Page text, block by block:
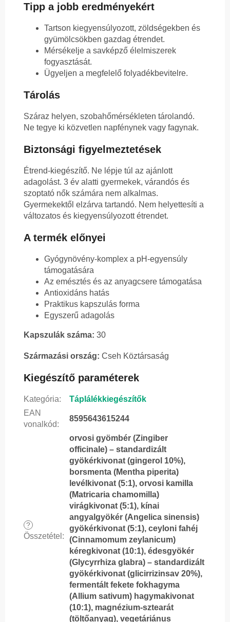
Tipp a jobb eredményekért
Tartson kiegyensúlyozott, zöldségekben és
gyümölcsökben gazdag étrendet.
Mérsékelje a savképző élelmiszerek
fogyasztását.
Ügyeljen a megfelelő folyadékbevitelre.
Tárolás
Száraz helyen, szobahőmérsékleten tárolandó.
Ne tegye ki közvetlen napfénynek vagy fagynak.
Biztonsági figyelmeztetések
Étrend-kiegészítő. Ne lépje túl az ajánlott
adagolást. 3 év alatti gyermekek, várandós és
szoptató nők számára nem alkalmas.
Gyermekektől elzárva tartandó. Nem helyettesíti a
változatos és kiegyensúlyozott étrendet.
A termék előnyei
Gyógynövény-komplex a pH-egyensúly
támogatására
Az emésztés és az anyagcsere támogatása
Antioxidáns hatás
Praktikus kapszulás forma
Egyszerű adagolás
Kapszulák száma: 30
Származási ország: Cseh Köztársaság
Kiegészítő paraméterek
Kategória:
Táplálékkiegészítők
EAN
vonalkód:
8595643615244
?
Összetétel :
orvosi gyömbér (Zingiber
officinale) – standardizált
gyökérkivonat (gingerol 10%),
borsmenta (Mentha piperita)
levélkivonat (5:1), orvosi kamilla
(Matricaria chamomilla)
virágkivonat (5:1), kínai
angyalgyökér (Angelica sinensis)
gyökérkivonat (5:1), ceyloni fahéj
(Cinnamomum zeylanicum)
kéregkivonat (10:1), édesgyökér
(Glycyrrhiza glabra) – standardizált
gyökérkivonat (glicirrizinsav 20%),
fermentált fekete fokhagyma
(Allium sativum) hagymakivonat
(10:1), magnézium-sztearát
(töltőanyag), vegetáriánus